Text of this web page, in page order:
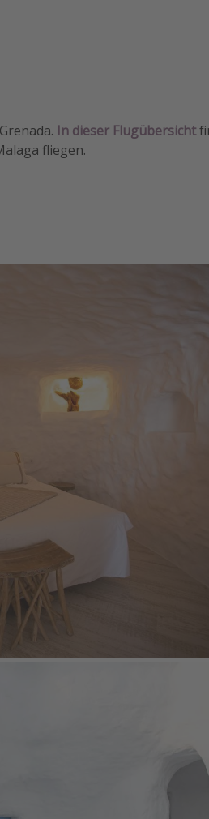
In dieser Flugübersicht
fliegen.